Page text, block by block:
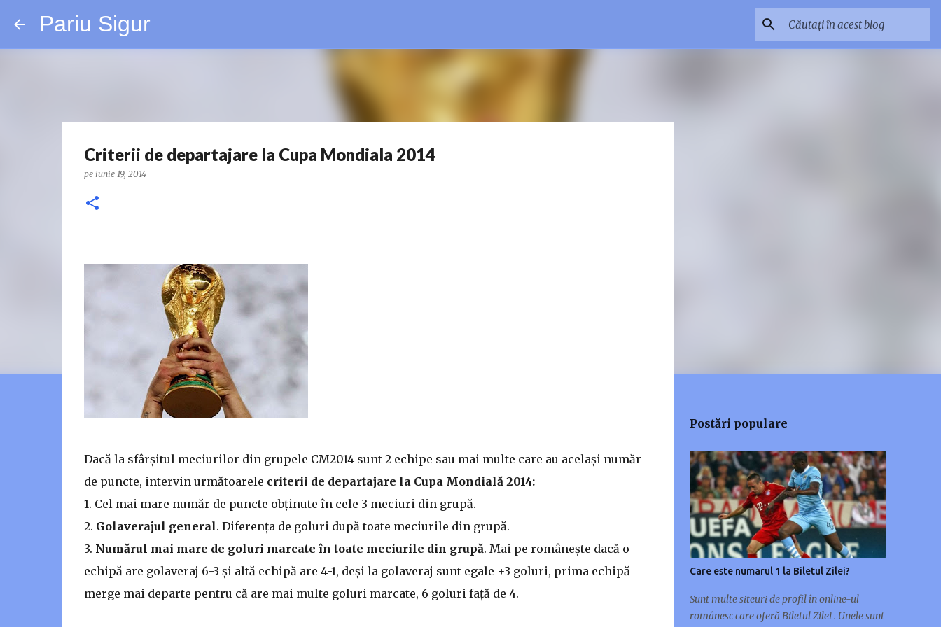
Pariu Sigur
Criterii de departajare la Cupa Mondiala 2014
pe iunie 19, 2014
Dacă la sfârșitul meciurilor din grupele CM2014 sunt 2 echipe sau mai multe care au același număr
de puncte, intervin următoarele criterii de departajare la Cupa Mondială 2014:
1. Cel mai mare număr de puncte obținute în cele 3 meciuri din grupă.
2. Golaverajul general. Diferența de goluri după toate meciurile din grupă.
3. Numărul mai mare de goluri marcate în toate meciurile din grupă. Mai pe românește dacă o
echipă are golaveraj 6-3 și altă echipă are 4-1, deși la golaveraj sunt egale +3 goluri, prima echipă
merge mai departe pentru că are mai multe goluri marcate, 6 goluri față de 4.
Postări populare
Care este numarul 1 la Biletul Zilei?
Sunt multe siteuri de profil în online-ul
românesc care oferă Biletul Zilei . Unele sunt